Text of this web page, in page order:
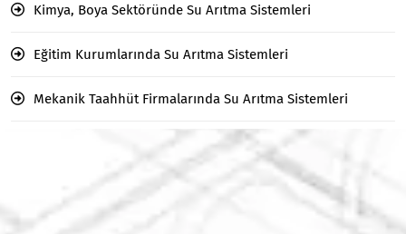
Kimya, Boya Sektöründe Su Arıtma Sistemleri
Eğitim Kurumlarında Su Arıtma Sistemleri
Mekanik Taahhüt Firmalarında Su Arıtma Sistemleri